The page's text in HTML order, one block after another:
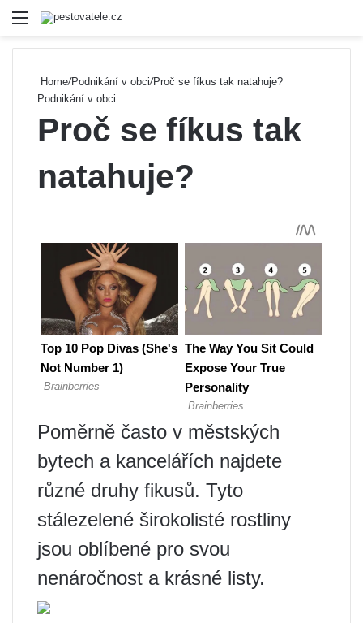
Menu
Home/Podnikání v obci/Proč se fíkus tak natahuje?
Podnikání v obci
Proč se fíkus tak
natahuje?
Poměrně často v městských
bytech a kancelářích najdete
různé druhy fikusů. Tyto
stálezelené širokolisté rostliny
jsou oblíbené pro svou
nenáročnost a krásné listy.